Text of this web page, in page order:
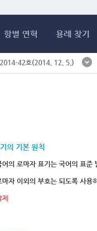
항별 연혁 용례 찾기
42호(2014. 12. 5.)
의 기본 원칙
어의 로마자 표기는 국어의 표준
마자 이외의 부호는 되도록 사용